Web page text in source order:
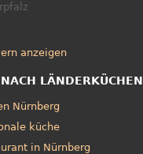
anzeigen
LÄNDERKÜCHEN
Nürnberg
küche
in Nürnberg